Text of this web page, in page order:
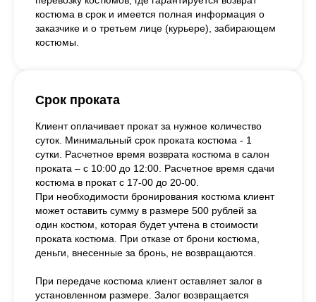
костюма в срок и имеется полная информация о
заказчике и о третьем лице (курьере), забирающем
костюмы.
Срок проката
Клиент оплачивает прокат за нужное количество
суток. Минимальный срок проката костюма - 1
сутки. Расчетное время возврата костюма в салон
проката – с 10:00 до 12:00. Расчетное время сдачи
костюма в прокат с 17-00 до 20-00.
При необходимости бронирования костюма клиент
может оставить сумму в размере 500 рублей за
один костюм, которая будет учтена в стоимости
проката костюма. При отказе от брони костюма,
деньги, внесенные за бронь, не возвращаются.
При передаче костюма клиент оставляет залог в
установленном размере. Залог возвращается